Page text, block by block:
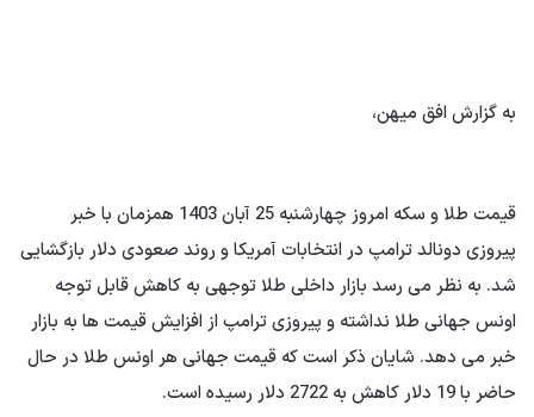
به گزارش افق میهن،
قیمت طلا و سکه امروز چهارشنبه 25 آبان 1403 همزمان با خبر
پیروزی دونالد ترامپ در انتخابات آمریکا و روند صعودی دلار بازگشایی
شد. به نظر می رسد بازار داخلی طلا توجهی به کاهش قابل توجه
اونس جهانی طلا نداشته و پیروزی ترامپ از افزایش قیمت ها به بازار
خبر می دهد. شایان ذکر است که قیمت جهانی هر اونس طلا در حال
حاضر با 19 دلار کاهش به 2722 دلار رسیده است.